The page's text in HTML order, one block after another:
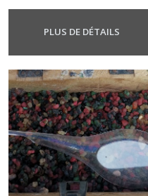
PLUS DE DÉTAILS